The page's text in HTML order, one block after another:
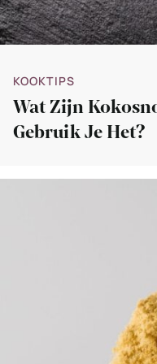
KOOKTIPS
Wat Zijn
Gebruik Je Het?